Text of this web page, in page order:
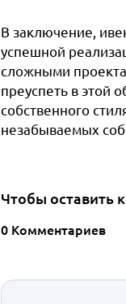
В заключение,
успешной
сложными
преуспеть в этой
собственного
незабываемых
Чтобы оставить
0 Комментариев